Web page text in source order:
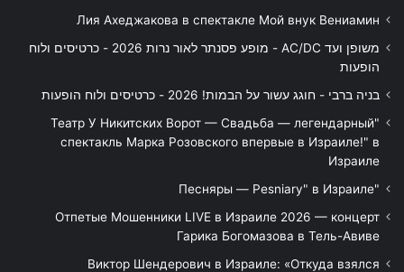
Лия Ахеджакова в спектакле Мой внук Вениамин
משופן ועד AC/DC - מופע פסנתר לאור נרות 2026 - כרטיסים ולוח
הופעות
בניה ברבי - חוגג עשור על הבמות! 2026 - כרטיסים ולוח הופעות
"Театр У Никитских Ворот — Свадьба — легендарный
спектакль Марка Розовского впервые в Израиле!" в
Израиле
"Песняры — Pesniary" в Израиле
Отпетые Мошенники LIVE в Израиле 2026 — концерт
Гарика Богомазова в Тель-Авиве
Виктор Шендерович в Израиле: «Откуда взялся